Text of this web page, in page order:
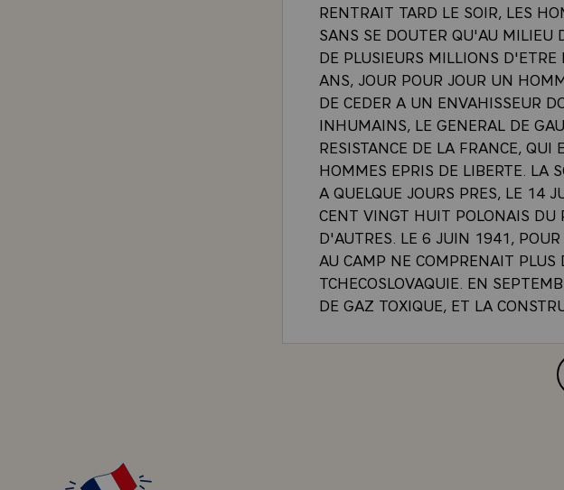
RENTRAIT TARD LE SOIR, LES
SANS SE DOUTER QU'AU MILIEU
DE PLUSIEURS MILLIONS
ANS, JOUR POUR JOUR UN
DE CEDER A UN ENVAHISSEUR
INHUMAINS, LE GENERAL DE
RESISTANCE DE LA FRANCE, QUI
HOMMES EPRIS DE LIBERTE. LA
A QUELQUE JOURS PRES, LE 14
CENT VINGT HUIT POLONAIS DU
D'AUTRES. LE 6 JUIN 1941,
AU CAMP NE COMPRENAIT
TCHECOSLOVAQUIE. EN
DE GAZ TOXIQUE, ET LA
TOUTE L'EUROPE, POUR
PROVENANCE NOTAMMENT DE
JUIFS ONT ETE DEPORTES A